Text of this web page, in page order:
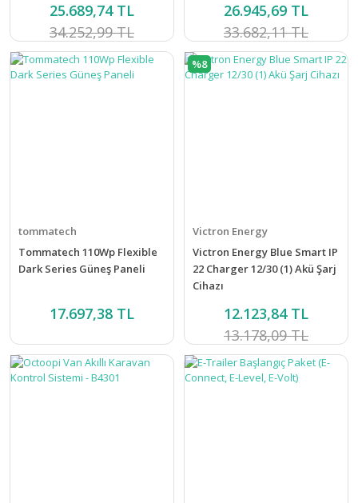
25.689,74 TL
34.252,99 TL
26.945,69 TL
33.682,11 TL
tommatech
Tommatech 110Wp Flexible
Dark Series Güneş Paneli
17.697,38 TL
%8
Victron Energy
Victron Energy Blue Smart IP
22 Charger 12/30 (1) Akü Şarj
Cihazı
12.123,84 TL
13.178,09 TL